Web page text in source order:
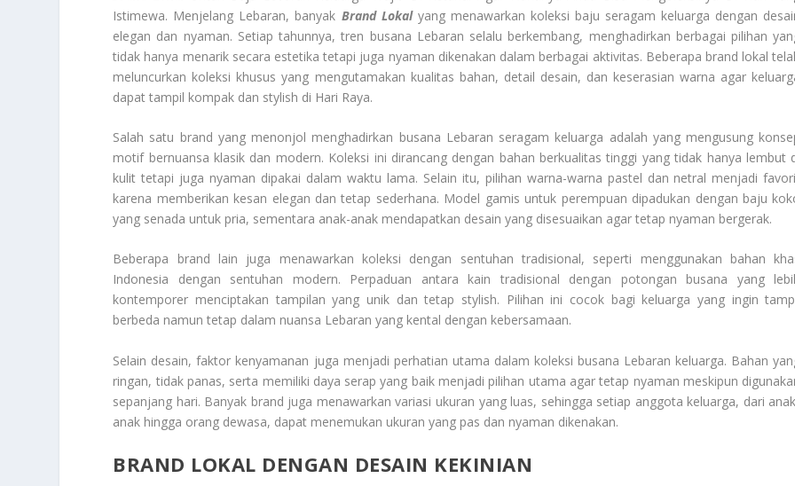
Istimewa. Menjelang Lebaran, banyak Brand Lokalyang menawarkan koleksi baju seragam keluarga dengan
elegan dan nyaman. Setiap tahunnya, tren busana Lebaran selalu berkembang, menghadirkan berbagai pilihan
tidak hanya menarik secara estetika tetapi juga nyaman dikenakan dalam berbagai aktivitas. Beberapa brand lokal
meluncurkan koleksi khusus yang mengutamakan kualitas bahan, detail desain, dan keserasian warna agar
dapat tampil kompak dan stylish di Hari Raya.
Salah satu brand yang menonjol menghadirkan busana Lebaran seragam keluarga adalah yang mengusung
motif bernuansa klasik dan modern. Koleksi ini dirancang dengan bahan berkualitas tinggi yang tidak hanya lembut
kulit tetapi juga nyaman dipakai dalam waktu lama. Selain itu, pilihan warna-warna pastel dan netral menjadi
karena memberikan kesan elegan dan tetap sederhana. Model gamis untuk perempuan dipadukan dengan baju
yang senada untuk pria, sementara anak-anak mendapatkan desain yang disesuaikan agar tetap nyaman bergerak.
Beberapa brand lain juga menawarkan koleksi dengan sentuhan tradisional, seperti menggunakan bahan
Indonesia dengan sentuhan modern. Perpaduan antara kain tradisional dengan potongan busana yang
kontemporer menciptakan tampilan yang unik dan tetap stylish. Pilihan ini cocok bagi keluarga yang ingin
berbeda namun tetap dalam nuansa Lebaran yang kental dengan kebersamaan.
Selain desain, faktor kenyamanan juga menjadi perhatian utama dalam koleksi busana Lebaran keluarga. Bahan
ringan, tidak panas, serta memiliki daya serap yang baik menjadi pilihan utama agar tetap nyaman meskipun
sepanjang hari. Banyak brand juga menawarkan variasi ukuran yang luas, sehingga setiap anggota keluarga, dari
anak hingga orang dewasa, dapat menemukan ukuran yang pas dan nyaman dikenakan.
BRAND LOKAL DENGAN DESAIN KEKINIAN